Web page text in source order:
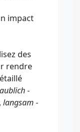
impact
des
rendre
-
langsam -